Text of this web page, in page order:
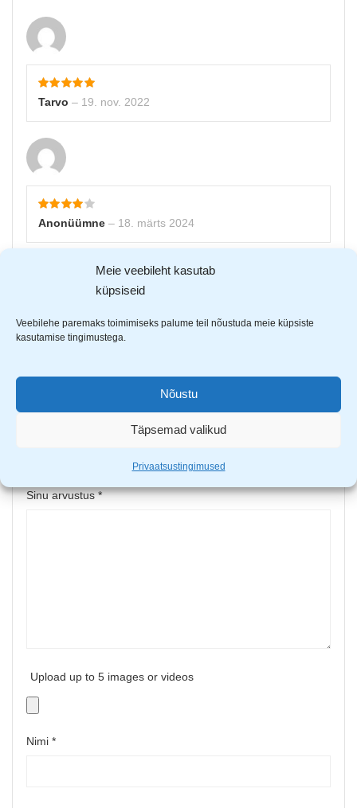
Meie veebileht kasutab
küpsiseid
Veebilehe paremaks toimimiseks palume teil nõustuda meie küpsiste
kasutamise tingimustega.
Nõustu
Täpsemad valikud
Privaatsustingimused
Tarvo – 19. nov. 2022
Anonüümne – 18. märts 2024
Andrus R.– 28. märts 2024
Sinu arvustus*
Upload up to 5 images or videos
Nimi *